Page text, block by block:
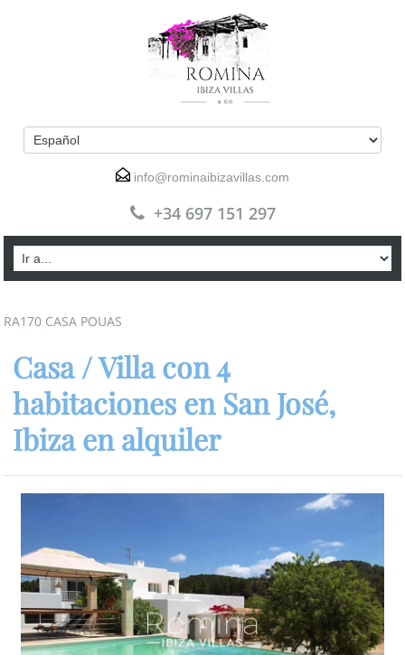
info@rominaibizavillas.com
+34 697 151 297
RA170 CASA POUAS
Casa / Villa con 4
habitaciones en San José,
Ibiza en alquiler